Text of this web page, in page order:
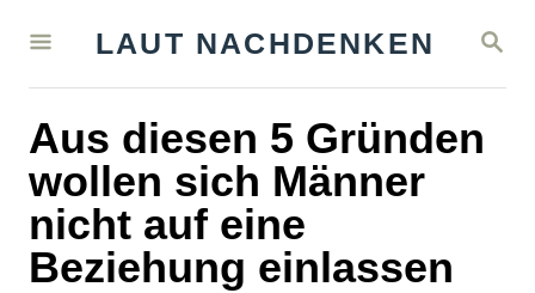
S
A
C
LAUT NACHDENKEN
Aus diesen 5 Gründen
wollen sich Männer
nicht auf eine
Beziehung einlassen